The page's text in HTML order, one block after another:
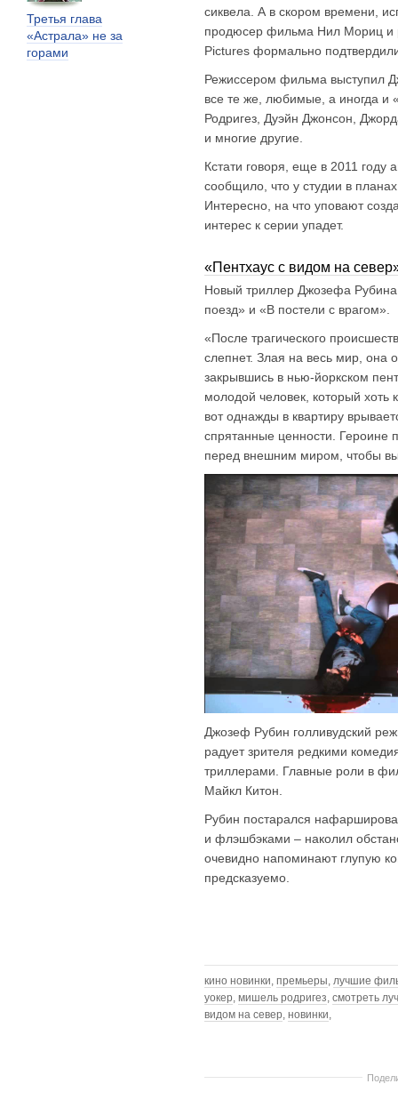
Третья глава
«Астрала» не за
горами
сиквела. А в скором времени,
продюсер фильма Нил Мориц и
Pictures формально
Режиссером фильма выступил
все те же, любимые, а иногда и
Родригез, Дуэйн Джонсон,
и многие другие.
Кстати говоря, еще в 2011 году
сообщило, что у студии в
Интересно, на что уповают
интерес к серии упадет.
«Пентхаус с видом на
Новый триллер Джозефа
поезд» и «В постели с врагом».
«После трагического
слепнет. Злая на весь мир, она
закрывшись в нью-йоркском
молодой человек, который хоть
вот однажды в квартиру
спрятанные ценности. Героине
перед внешним миром, чтобы
Джозеф Рубин голливудский
радует зрителя редкими
триллерами. Главные роли в
Майкл Китон.
Рубин постарался
и флэшбэками – наколил
очевидно напоминают глупую
предсказуемо.
кино новинки, премьеры, лучшие
уокер, мишель родригез, смотреть
видом на север, новинки,